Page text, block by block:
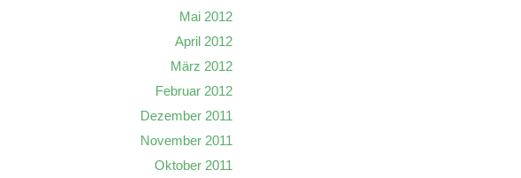
Mai 2012
April 2012
März 2012
Februar 2012
Dezember 2011
November 2011
Oktober 2011